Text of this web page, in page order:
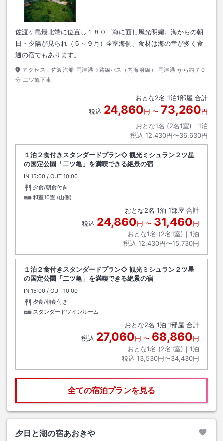
佐渡ヶ島最北端に位置し１８０゜海に面し風光明媚。海からの朝
日・夕陽が見られ（５～９月）全室海側、食材は海の幸が多く食
通の宿でもあります。
アクセス： 佐渡汽船 両津港→路線バス（内海府線） 両津港 から約７０
分 二ツ亀下車
おとな2名 1泊1部屋 合計
税込 24,860円 〜 73,260円
おとな1名 (2名1室)｜ 1泊
税込 12,430円〜36,630円
１泊２食付きスタンダードプラン◇ 観光ミシュラン２ツ星
の国定公園「二ツ亀」を満喫できる絶景の宿
IN チェックイン
15:00 / OUT チェックアウト
10:00
夕食/朝食付き
和室10畳 (山側)
おとな2名 1泊 1部屋 合計
税込 24,860円 〜 31,460円
おとな1名 (2名1室)｜ 1泊
税込 12,430円〜15,730円
１泊２食付きスタンダードプラン◇ 観光ミシュラン２ツ星
の国定公園「二ツ亀」を満喫できる絶景の宿
IN チェックイン
15:00 / OUT チェックアウト
10:00
夕食/朝食付き
スタンダードツインルーム
おとな2名 1泊 1部屋 合計
税込 27,060円 〜 68,860円
おとな1名 (2名1室)｜ 1泊
税込 13,530円〜34,430円
全ての宿泊プランを見る
夕日と湖の宿あおきや